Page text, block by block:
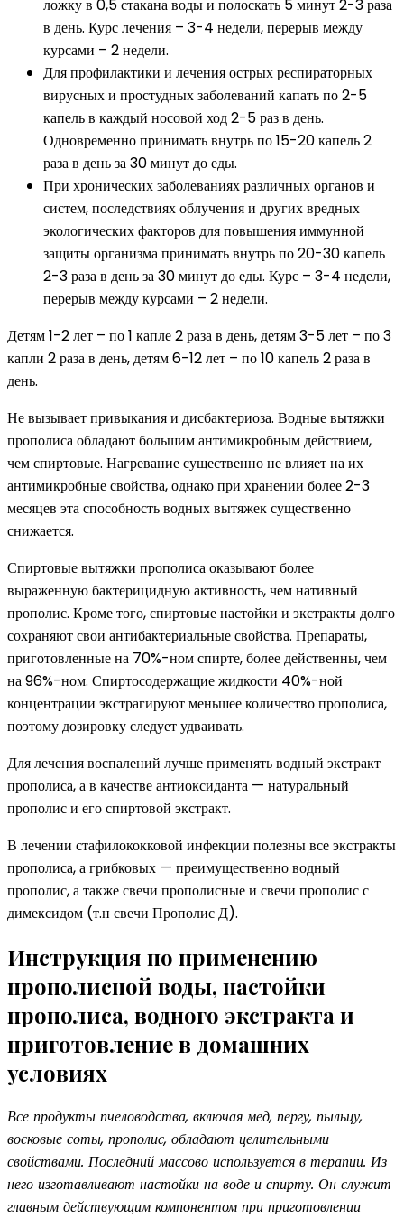
ложку в 0,5 стакана воды и полоскать 5 минут 2-3 раза
в день. Курс лечения – 3-4 недели, перерыв между
курсами – 2 недели.
Для профилактики и лечения острых респираторных
вирусных и простудных заболеваний капать по 2-5
капель в каждый носовой ход 2-5 раз в день.
Одновременно принимать внутрь по 15-20 капель 2
раза в день за 30 минут до еды.
При хронических заболеваниях различных органов и
систем, последствиях облучения и других вредных
экологических факторов для повышения иммунной
защиты организма принимать внутрь по 20-30 капель
2-3 раза в день за 30 минут до еды. Курс – 3-4 недели,
перерыв между курсами – 2 недели.
Детям 1-2 лет – по 1 капле 2 раза в день, детям 3-5 лет – по 3
капли 2 раза в день, детям 6-12 лет – по 10 капель 2 раза в
день.
Не вызывает привыкания и дисбактериоза. Водные вытяжки
прополиса обладают большим антимикробным действием,
чем спиртовые. Нагревание существенно не влияет на их
антимикробные свойства, однако при хранении более 2-3
месяцев эта способность водных вытяжек существенно
снижается.
Спиртовые вытяжки прополиса оказывают более
выраженную бактерицидную активность, чем нативный
прополис. Кроме того, спиртовые настойки и экстракты долго
сохраняют свои антибактериальные свойства. Препараты,
приготовленные на 70%-ном спирте, более действенны, чем
на 96%-ном. Спиртосодержащие жидкости 40%-ной
концентрации экстрагируют меньшее количество прополиса,
поэтому дозировку следует удваивать.
Для лечения воспалений лучше применять водный экстракт
прополиса, а в качестве антиоксиданта — натуральный
прополис и его спиртовой экстракт.
В лечении стафилококковой инфекции полезны все экстракты
прополиса, а грибковых — преимущественно водный
прополис, а также свечи прополисные и свечи прополис с
димексидом (т.н свечи Прополис Д).
Инструкция по применению
прополисной воды, настойки
прополиса, водного экстракта и
приготовление в домашних
условиях
Все продукты пчеловодства, включая мед, пергу, пыльцу,
восковые соты, прополис, обладают целительными
свойствами. Последний массово используется в терапии. Из
него изготавливают настойки на воде и спирту. Он служит
главным действующим компонентом при приготовлении